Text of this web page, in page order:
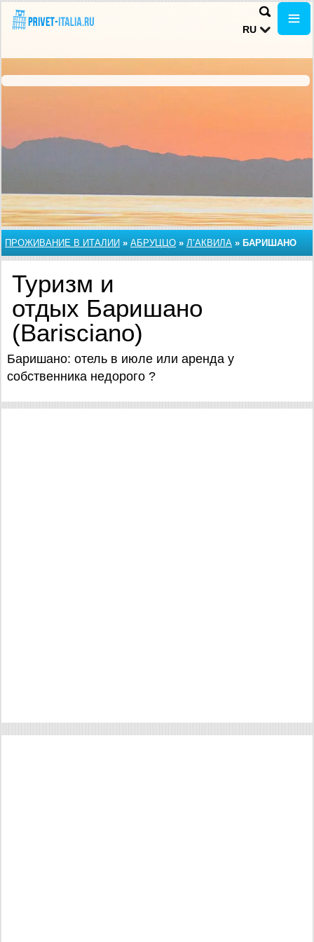
RU
ПРОЖИВАНИЕ В ИТАЛИИ » АБРУЦЦО » Л’АКВИЛА » БАРИШАНО
Туризм и
отдых Баришано
(Barisciano)
Баришано: отель в июле или аренда у
собственника недорого ?